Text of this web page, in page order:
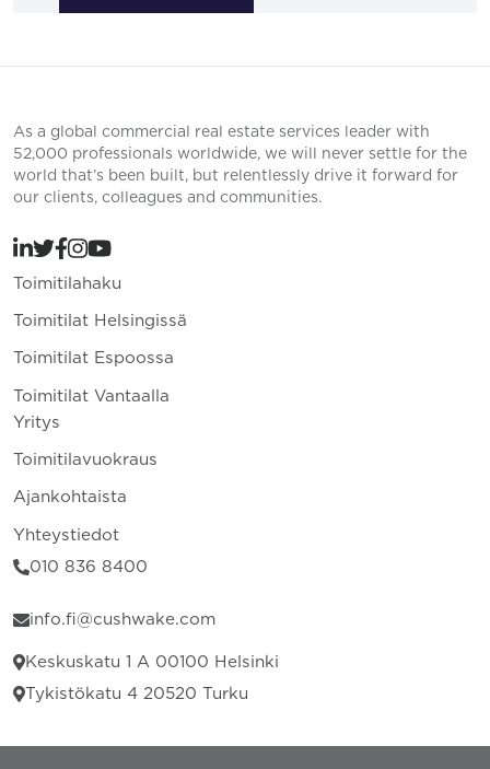
As a global commercial real estate services leader with
52,000 professionals worldwide, we will never settle for the
world that’s been built, but relentlessly drive it forward for
our clients, colleagues and communities.
Toimitilahaku
Toimitilat Helsingissä
Toimitilat Espoossa
Toimitilat Vantaalla
Yritys
Toimitilavuokraus
Ajankohtaista
Yhteystiedot
010 836 8400
info.fi@cushwake.com
Keskuskatu 1 A 00100 Helsinki
Tykistökatu 4 20520 Turku